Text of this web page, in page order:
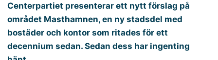
Centerpartiet presenterar ett nytt förslag på
området Masthamnen, en ny stadsdel med
bostäder och kontor som ritades för ett
decennium sedan. Sedan dess har ingenting